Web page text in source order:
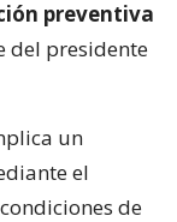
preventiva
del presidente
un
el
de